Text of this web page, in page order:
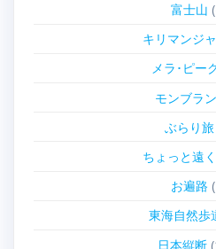
富士山
キリマンジ
メラ･ピー
モンブラン
ぶらり旅
ちょっと遠
お遍路
東海自然歩
日本縦断